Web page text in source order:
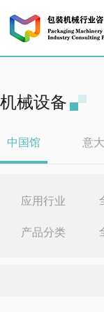
机械设备
中国馆 意
应用行业
产品分类